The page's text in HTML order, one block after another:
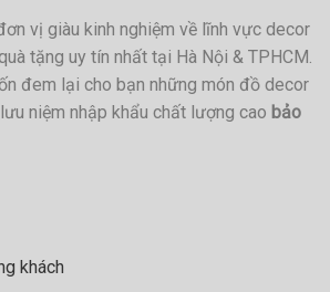
vị giàu kinh nghiệm về lĩnh vực decor
tặng uy tín nhất tại Hà Nội & TPHCM.
đem lại cho bạn những món đồ decor
niệm nhập khẩu chất lượng cao bảo
khách